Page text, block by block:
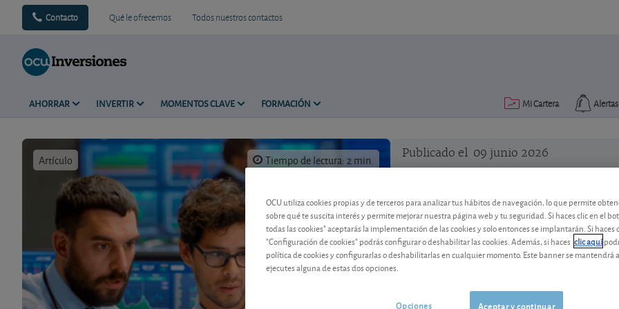
Contacto Qué le ofrecemos Todos nuestros contactos
AHORRAR INVERTIR MOMENTOS CLAVE FORMACIÓN Alertas
Mi Cartera
Artículo Tiempo de lectura: 2 min. Publicado el 09 junio 2026
Al día: ASML, EVS, Paccar,
La fuerte demanda de chips, la
camiones marcan el análisis de estas
muy distintas para el inversor.
OCU utiliza cookies propias y de terceros para analizar tus hábitos de navegación, lo que permite
sobre qué te suscita interés y permite mejorar nuestra página web y tu seguridad. Si haces clic en el
todas las cookies" aceptarás la implementación de las cookies y solo entonces se implantarán. Si haces
"Configuración de cookies" podrás configurar o deshabilitar las cookies. Además, si haces clic aquí
política de cookies y configurarlas o deshabilitarlas en cualquier momento. Este banner se mantendrá
ejecutes alguna de estas dos opciones.
Aceptar y continuar
Opciones